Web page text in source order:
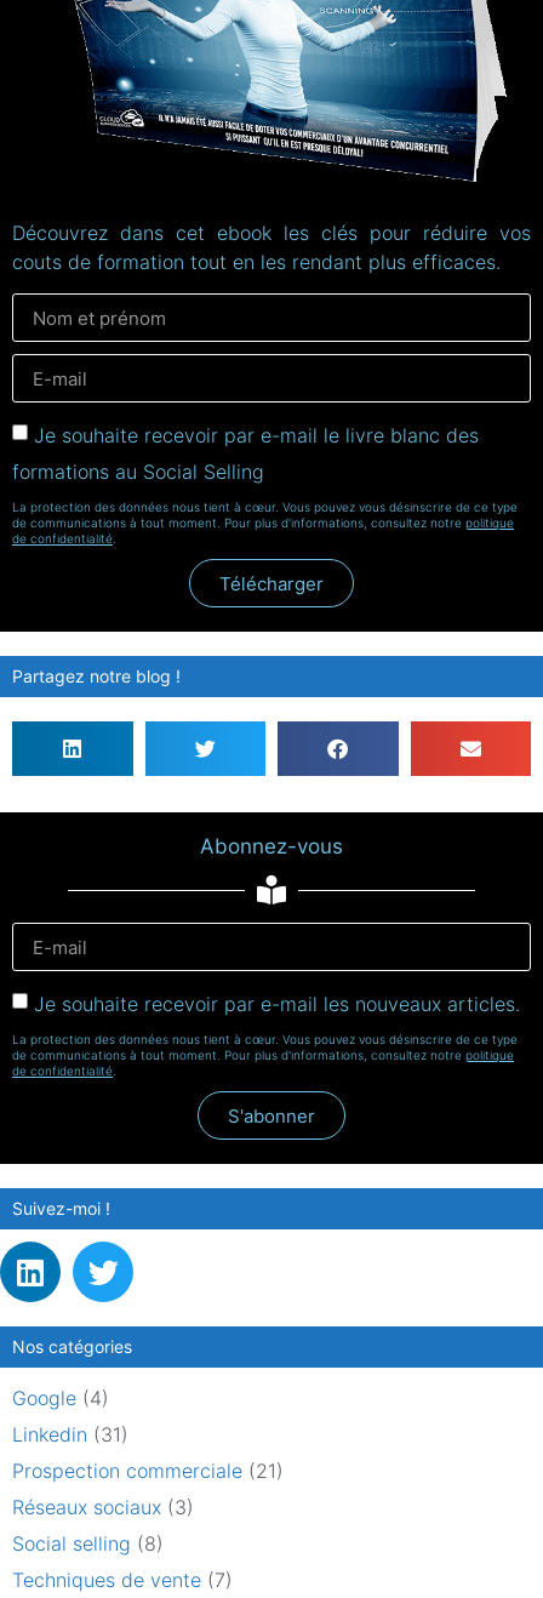
Découvrez dans cet ebook les clés pour réduire vos
couts de formation tout en les rendant plus efficaces.
Je souhaite recevoir par e-mail le livre blanc des
formations au Social Selling
La protection des données nous tient à cœur. Vous pouvez vous désinscrire de ce type
de communications à tout moment. Pour plus d'informations, consultez notre politique
de confidentialité
Télécharger
Partagez notre blog !
Abonnez-vous
Je souhaite recevoir par e-mail les nouveaux articles.
La protection des données nous tient à cœur. Vous pouvez vous désinscrire de ce type
de communications à tout moment. Pour plus d'informations, consultez notre politique
de confidentialité
S'abonner
Suivez-moi !
Nos catégories
Google (4)
Linkedin (31)
Prospection commerciale (21)
Réseaux sociaux (3)
Social selling (8)
Techniques de vente (7)